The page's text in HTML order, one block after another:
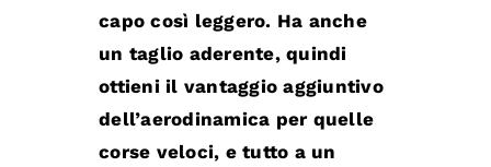
capo così leggero. Ha anche
un taglio aderente, quindi
ottieni il vantaggio aggiuntivo
dell’aerodinamica per quelle
corse veloci, e tutto a un